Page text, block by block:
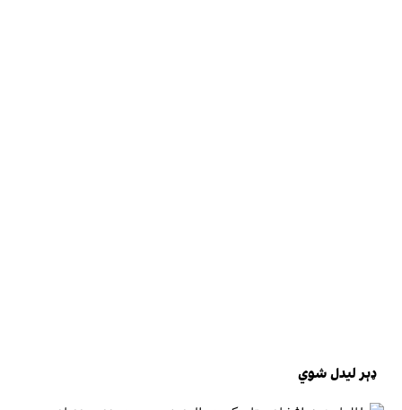
ډېر لیدل شوي